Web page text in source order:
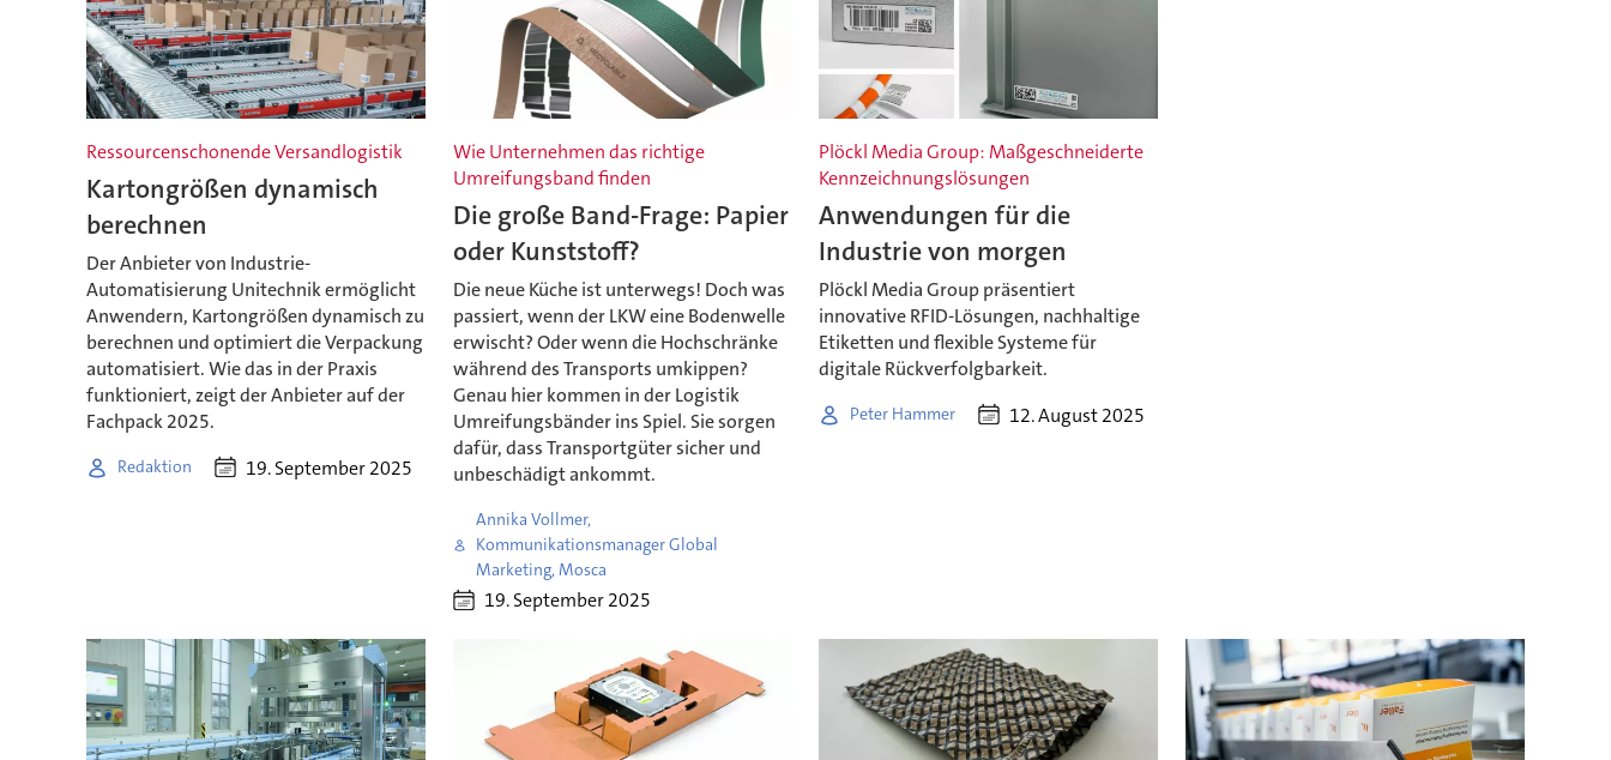
Ressourcenschonende Versandlogistik
Kartongrößen dynamisch
berechnen
Der Anbieter von Industrie-
Automatisierung Unitechnik ermöglicht
Anwendern, Kartongrößen dynamisch zu
berechnen und optimiert die Verpackung
automatisiert. Wie das in der Praxis
funktioniert, zeigt der Anbieter auf der
Fachpack 2025.
Redaktion 19. September 2025
Wie Unternehmen das richtige
Umreifungsband finden
Die große Band-Frage: Papier
oder Kunststoff?
Die neue Küche ist unterwegs! Doch was
passiert, wenn der LKW eine Bodenwelle
erwischt? Oder wenn die Hochschränke
während des Transports umkippen?
Genau hier kommen in der Logistik
Umreifungsbänder ins Spiel. Sie sorgen
dafür, dass Transportgüter sicher und
unbeschädigt ankommt.
Annika Vollmer,
Kommunikationsmanager Global
Marketing, Mosca
19. September 2025
Plöckl Media Group: Maßgeschneiderte
Kennzeichnungslösungen
Anwendungen für die
Industrie von morgen
Plöckl Media Group präsentiert
innovative RFID-Lösungen, nachhaltige
Etiketten und flexible Systeme für
digitale Rückverfolgbarkeit.
Peter Hammer 12. August 2025